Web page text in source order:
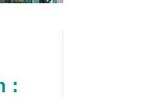
: